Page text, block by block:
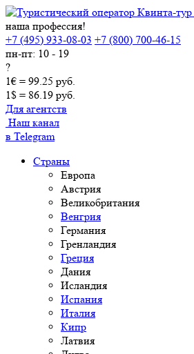
наша профессия!
+7 (495) 933-08-03 +7 (800) 700-46-15
пн-пт: 10 - 19
?
1€ = 99.25 руб.
1$ = 86.19 руб.
Для агентств
Наш канал
в Telegram
Страны
Европа
Австрия
Великобритания
Венгрия
Германия
Гренландия
Греция
Дания
Исландия
Испания
Италия
Кипр
Латвия